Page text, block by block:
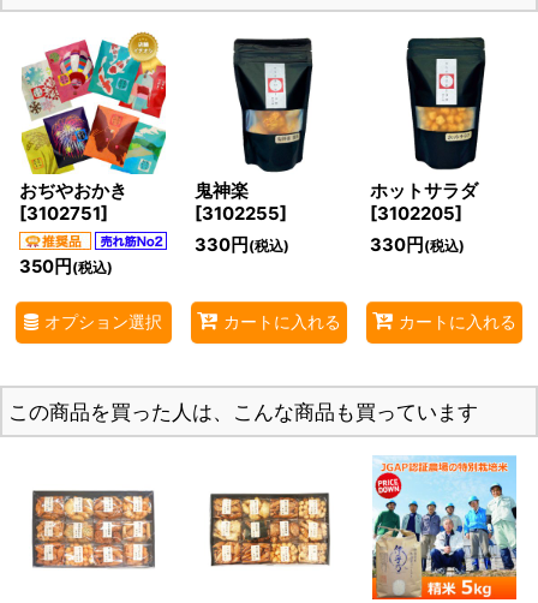
おぢやおかき
[3102751]
350円 (税込)
オプション選択
鬼神楽
[3102255]
330円 (税込)
カートに入れる
ホットサラダ
[3102205]
330円 (税込)
カートに入れる
この商品を買った人は、こんな商品も買っています